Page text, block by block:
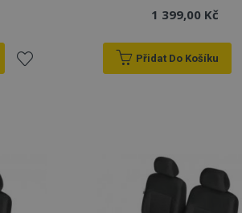
1 399,00 Kč
Přidat Do Košíku